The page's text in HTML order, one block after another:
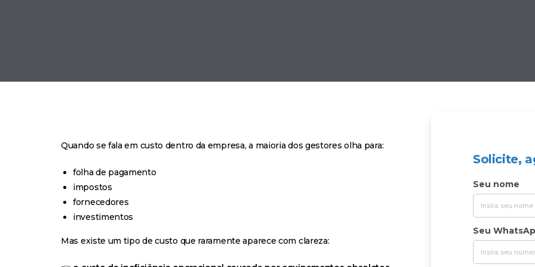
Quando se fala em custo dentro da empresa, a maioria dos gestores olha para:
folha de pagamento
impostos
fornecedores
investimentos
Mas existe um tipo de custo que raramente aparece com clareza:
Solicite,
Seu nome
Seu